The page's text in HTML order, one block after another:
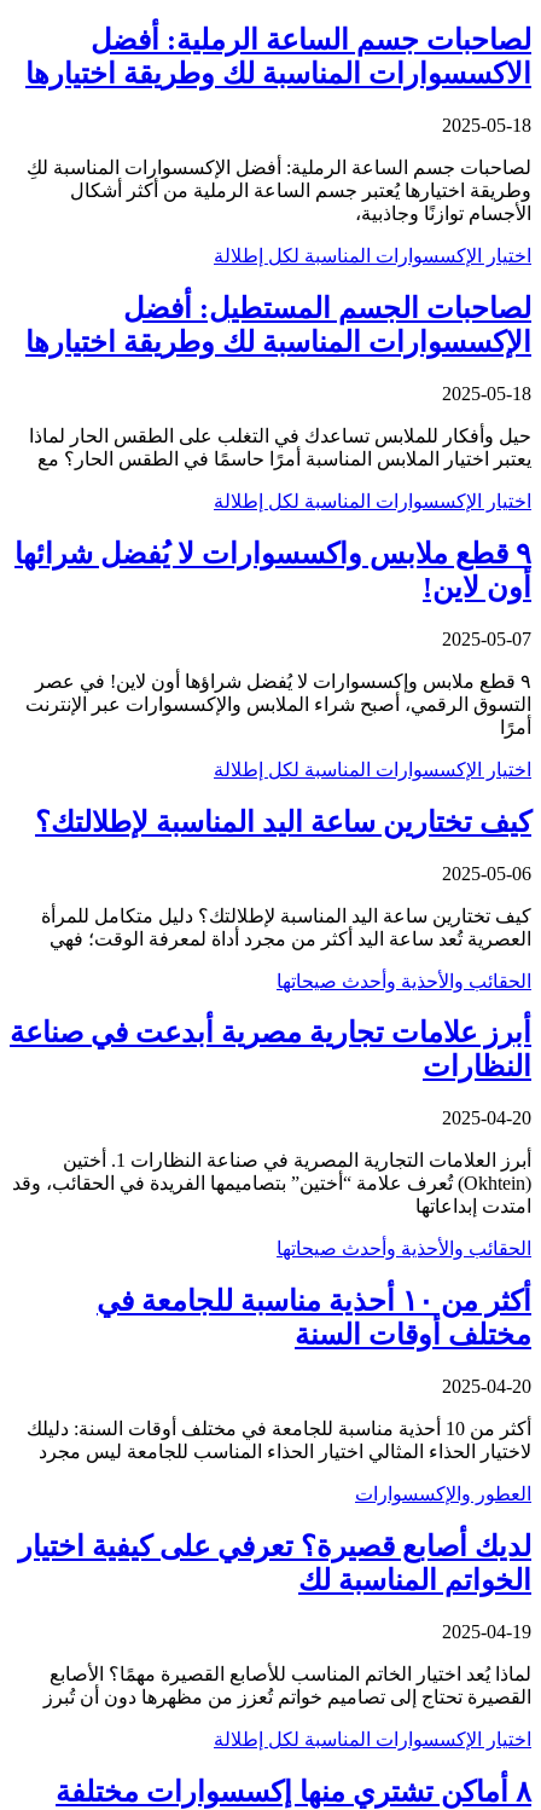
لصاحبات جسم الساعة الرملية: أفضل
الاكسسوارات المناسبة لك وطريقة اختيارها
2025-05-18
لصاحبات جسم الساعة الرملية: أفضل الإكسسوارات المناسبة لكِ
وطريقة اختيارها يُعتبر جسم الساعة الرملية من أكثر أشكال
الأجسام توازنًا وجاذبية،
اختيار الإكسسوارات المناسبة لكل إطلالة
لصاحبات الجسم المستطيل: أفضل
الإكسسوارات المناسبة لك وطريقة اختيارها
2025-05-18
حيل وأفكار للملابس تساعدك في التغلب على الطقس الحار لماذا
يعتبر اختيار الملابس المناسبة أمرًا حاسمًا في الطقس الحار؟ مع
اختيار الإكسسوارات المناسبة لكل إطلالة
٩ قطع ملابس واكسسوارات لا يُفضل شرائها
أون لاين!
2025-05-07
٩ قطع ملابس وإكسسوارات لا يُفضل شراؤها أون لاين! في عصر
التسوق الرقمي، أصبح شراء الملابس والإكسسوارات عبر الإنترنت
أمرًا
اختيار الإكسسوارات المناسبة لكل إطلالة
كيف تختارين ساعة اليد المناسبة لإطلالتك؟
2025-05-06
كيف تختارين ساعة اليد المناسبة لإطلالتك؟ دليل متكامل للمرأة
العصرية تُعد ساعة اليد أكثر من مجرد أداة لمعرفة الوقت؛ فهي
الحقائب والأحذية وأحدث صيحاتها
أبرز علامات تجارية مصرية أبدعت في صناعة
النظارات
2025-04-20
أبرز العلامات التجارية المصرية في صناعة النظارات 1. أختين
(Okhtein) تُعرف علامة “أختين” بتصاميمها الفريدة في الحقائب، وقد
امتدت إبداعاتها
الحقائب والأحذية وأحدث صيحاتها
أكثر من ١٠ أحذية مناسبة للجامعة في
مختلف أوقات السنة
2025-04-20
أكثر من 10 أحذية مناسبة للجامعة في مختلف أوقات السنة: دليلك
لاختيار الحذاء المثالي اختيار الحذاء المناسب للجامعة ليس مجرد
العطور والإكسسوارات
لديك أصابع قصيرة؟ تعرفي على كيفية اختيار
الخواتم المناسبة لك
2025-04-19
لماذا يُعد اختيار الخاتم المناسب للأصابع القصيرة مهمًا؟ الأصابع
القصيرة تحتاج إلى تصاميم خواتم تُعزز من مظهرها دون أن تُبرز
اختيار الإكسسوارات المناسبة لكل إطلالة
٨ أماكن تشتري منها إكسسوارات مختلفة